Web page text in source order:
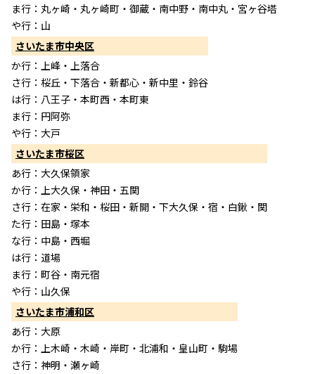
ま行：丸ヶ崎・丸ヶ崎町・御蔵・南中野・南中丸・宮ヶ谷塔
や行：山
さいたま市中央区
か行：上峰・上落合
さ行：桜丘・下落合・新都心・新中里・鈴谷
は行：八王子・本町西・本町東
ま行：円阿弥
や行：大戸
さいたま市桜区
あ行：大久保領家
か行：上大久保・神田・五関
さ行：在家・栄和・桜田・新開・下大久保・宿・白鍬・関
た行：田島・塚本
な行：中島・西堀
は行：道場
ま行：町谷・南元宿
や行：山久保
さいたま市浦和区
あ行：大原
か行：上木崎・木崎・岸町・北浦和・皇山町・駒場
さ行：神明・瀬ヶ崎